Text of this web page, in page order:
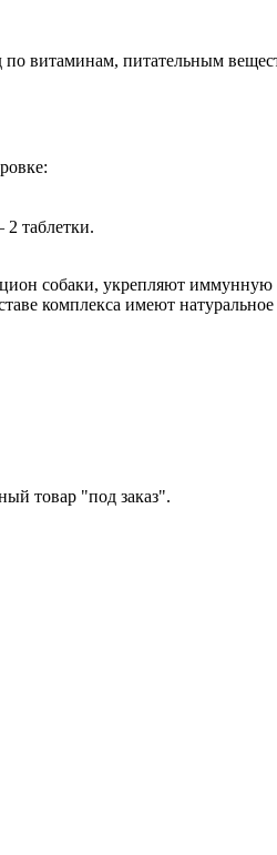
витаминам, питательным
таблетки.
собаки, укрепляют иммунную
комплекса имеют
товар "под заказ".